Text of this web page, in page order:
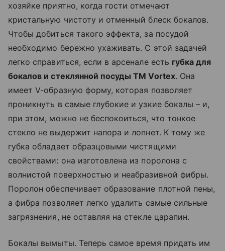
хозяйке приятно, когда гости отмечают
кристальную чистоту и отменный блеск бокалов.
Чтобы добиться такого эффекта, за посудой
необходимо бережно ухаживать. С этой задачей
легко справиться, если в арсенале есть губка для
бокалов и стеклянной посуды ТМ Vortex. Она
имеет V-образную форму, которая позволяет
проникнуть в самые глубокие и узкие бокалы – и,
при этом, можно не беспокоиться, что тонкое
стекло не выдержит напора и лопнет. К тому же
губка обладает образцовыми чистящими
свойствами: она изготовлена из поролона с
волнистой поверхностью и неабразивной фибры.
Поролон обеспечивает образование плотной пены,
а фибра позволяет легко удалить самые сильные
загрязнения, не оставляя на стекле царапин.
Бокалы вымыты. Теперь самое время придать им